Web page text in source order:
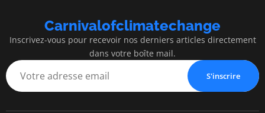
Carnivalofclimatechange
Inscrivez-vous pour recevoir nos derniers articles directement
dans votre boîte mail.
S'inscrire